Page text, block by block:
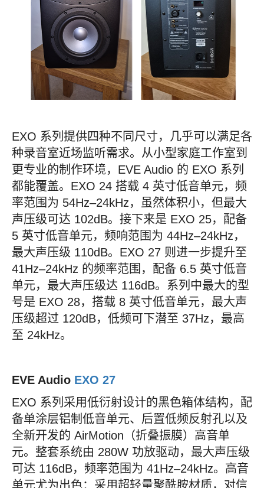
EXO 系列提供四种不同尺寸，几乎可以满足各
种录音室近场监听需求。从小型家庭工作室到
更专业的制作环境，EVE Audio 的 EXO 系列
都能覆盖。EXO 24 搭载 4 英寸低音单元，频
率范围为 54Hz–24kHz，虽然体积小，但最大
声压级可达 102dB。接下来是 EXO 25，配备
5 英寸低音单元，频响范围为 44Hz–24kHz，
最大声压级 110dB。EXO 27 则进一步提升至
41Hz–24kHz 的频率范围，配备 6.5 英寸低音
单元，最大声压级达 116dB。系列中最大的型
号是 EXO 28，搭载 8 英寸低音单元，最大声
压级超过 120dB，低频可下潜至 37Hz，最高
至 24kHz。
EVE Audio EXO 27
EXO 系列采用低衍射设计的黑色箱体结构，配
备单涂层铝制低音单元、后置低频反射孔以及
全新开发的 AirMotion（折叠振膜）高音单
元。整套系统由 280W 功放驱动，最大声压级
可达 116dB，频率范围为 41Hz–24kHz。高音
单元尤为出色：采用超轻量聚酰胺材质，对信